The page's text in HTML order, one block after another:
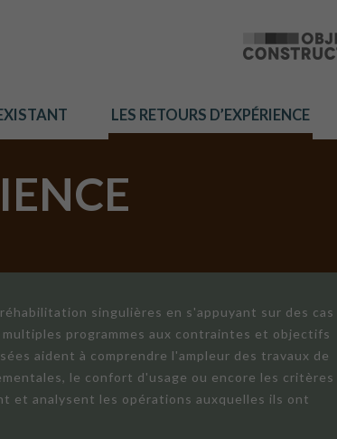
LES RETOURS D’EXPÉRIENCE
singulières en s'appuyant sur des cas
programmes aux contraintes et objectifs
aident à comprendre l'ampleur des travaux de
le confort d'usage ou encore les critères
et analysent les opérations auxquelles ils ont